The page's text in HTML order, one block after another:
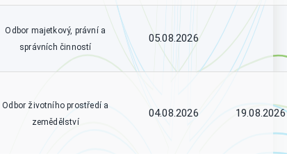
Odbor majetkový, právní a
správních činností
05.08.2026
Odbor životního prostředí a
zemědělství
04.08.2026 19.08.2026